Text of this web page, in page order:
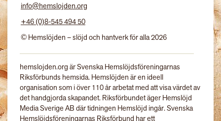
info@hemslojden.org
+46 (0)8-545 494 50
© Hemslöjden – slöjd och hantverk för alla 2026
hemslojden.org är Svenska Hemslöjdsföreningarnas
Riksförbunds hemsida. Hemslöjden är en ideell
organisation som i över 110 år arbetat med att visa värdet av
det handgjorda skapandet. Riksförbundet äger Hemslöjd
Media Sverige AB där tidningen Hemslöjd ingår. Svenska
Hemslöjdsföreningarnas Riksförbund har ett